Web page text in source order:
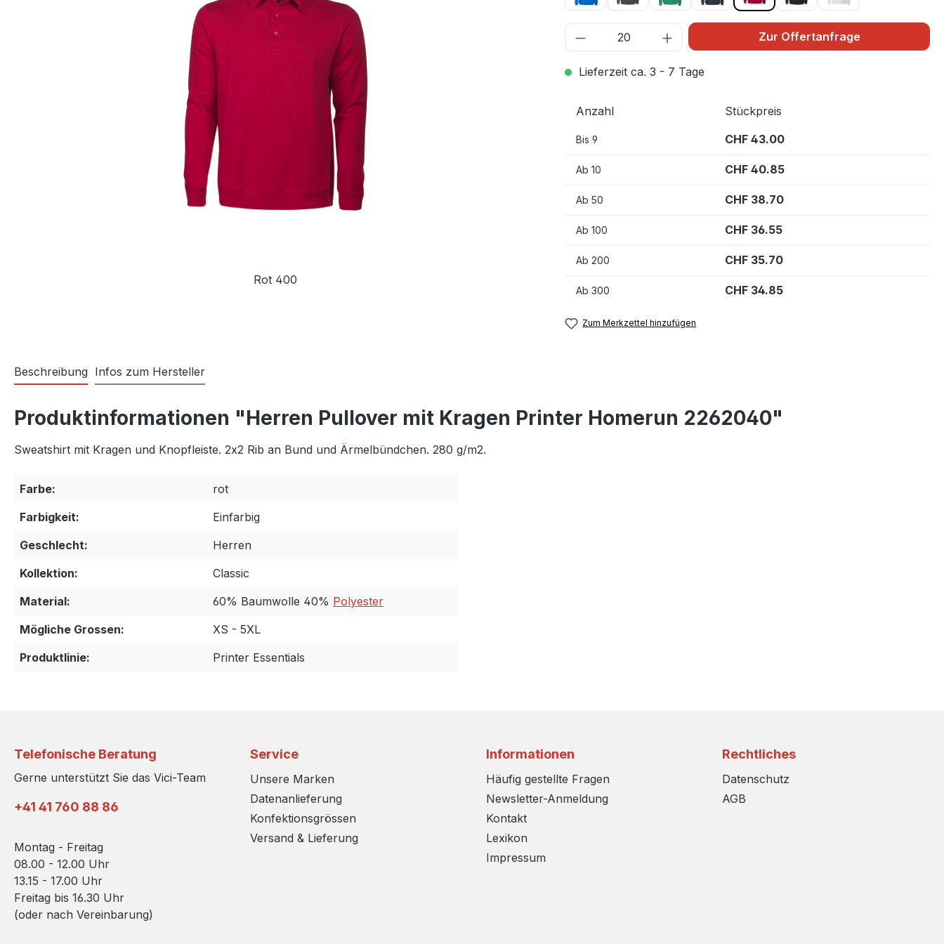
Rot 400
Zur Offertanfrage
Lieferzeit ca. 3 - 7 Tage
Anzahl Stückpreis
Bis 9 CHF 43.00
Ab 10 CHF 40.85
Ab 50 CHF 38.70
Ab 100 CHF 36.55
Ab 200 CHF 35.70
Ab 300 CHF 34.85
Zum Merkzettel hinzufügen
Beschreibung Infos zum Hersteller
Produktinformationen "Herren Pullover mit Kragen Printer Homerun 2262040"
Sweatshirt mit Kragen und Knopfleiste. 2x2 Rib an Bund und Ärmelbündchen. 280 g/m2.
Farbe:
rot
Farbigkeit:
Einfarbig
Geschlecht:
Herren
Kollektion:
Classic
Material:
60% Baumwolle 40% Polyester
Mögliche Grossen:
XS - 5XL
Produktlinie:
Printer Essentials
Telefonische Beratung
Gerne unterstützt Sie das Vici-Team
+41 41 760 88 86
Montag - Freitag
08.00 - 12.00 Uhr
13.15 - 17.00 Uhr
Freitag bis 16.30 Uhr
(oder nach Vereinbarung)
Service
Unsere Marken
Datenanlieferung
Konfektionsgrössen
Versand & Lieferung
Informationen
Häufig gestellte Fragen
Newsletter-Anmeldung
Kontakt
Lexikon
Impressum
Rechtliches
Datenschutz
AGB